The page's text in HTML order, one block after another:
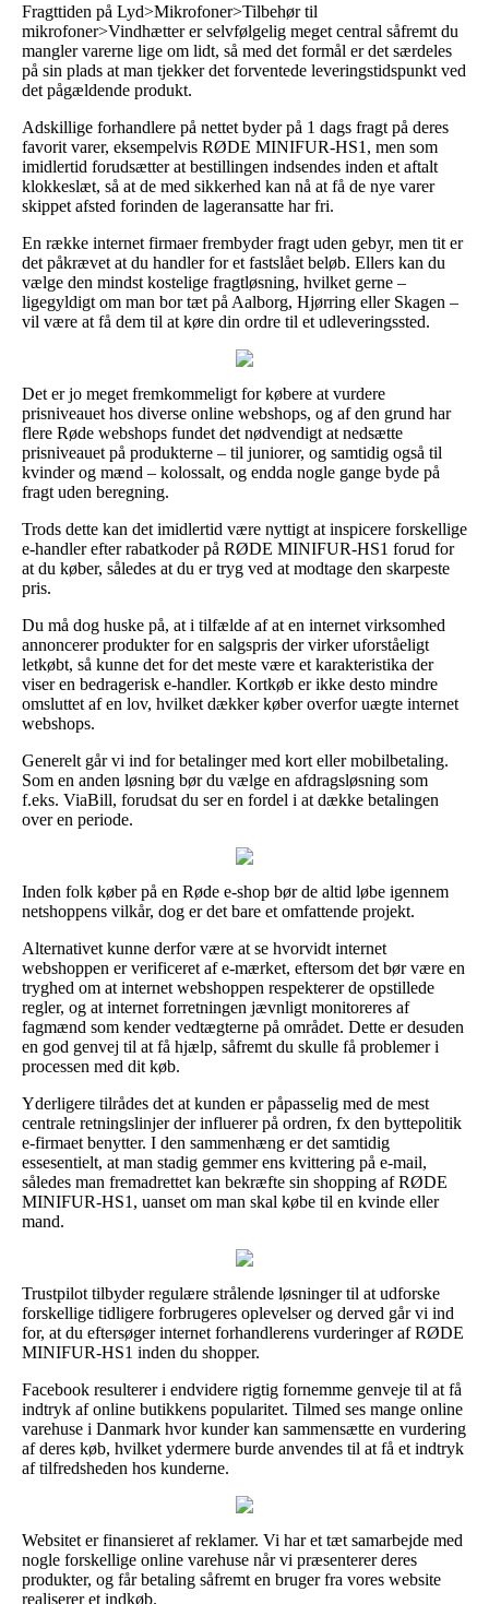
Fragttiden på Lyd>Mikrofoner>Tilbehør til
mikrofoner>Vindhætter er selvfølgelig meget central såfremt du
mangler varerne lige om lidt, så med det formål er det særdeles
på sin plads at man tjekker det forventede leveringstidspunkt ved
det pågældende produkt.
Adskillige forhandlere på nettet byder på 1 dags fragt på deres
favorit varer, eksempelvis RØDE MINIFUR-HS1, men som
imidlertid forudsætter at bestillingen indsendes inden et aftalt
klokkeslæt, så at de med sikkerhed kan nå at få de nye varer
skippet afsted forinden de lageransatte har fri.
En række internet firmaer frembyder fragt uden gebyr, men tit er
det påkrævet at du handler for et fastslået beløb. Ellers kan du
vælge den mindst kostelige fragtløsning, hvilket gerne –
ligegyldigt om man bor tæt på Aalborg, Hjørring eller Skagen –
vil være at få dem til at køre din ordre til et udleveringssted.
Det er jo meget fremkommeligt for købere at vurdere
prisniveauet hos diverse online webshops, og af den grund har
flere Røde webshops fundet det nødvendigt at nedsætte
prisniveauet på produkterne – til juniorer, og samtidig også til
kvinder og mænd – kolossalt, og endda nogle gange byde på
fragt uden beregning.
Trods dette kan det imidlertid være nyttigt at inspicere forskellige
e-handler efter rabatkoder på RØDE MINIFUR-HS1 forud for
at du køber, således at du er tryg ved at modtage den skarpeste
pris.
Du må dog huske på, at i tilfælde af at en internet virksomhed
annoncerer produkter for en salgspris der virker uforståeligt
letkøbt, så kunne det for det meste være et karakteristika der
viser en bedragerisk e-handler. Kortkøb er ikke desto mindre
omsluttet af en lov, hvilket dækker køber overfor uægte internet
webshops.
Generelt går vi ind for betalinger med kort eller mobilbetaling.
Som en anden løsning bør du vælge en afdragsløsning som
f.eks. ViaBill, forudsat du ser en fordel i at dække betalingen
over en periode.
Inden folk køber på en Røde e-shop bør de altid løbe igennem
netshoppens vilkår, dog er det bare et omfattende projekt.
Alternativet kunne derfor være at se hvorvidt internet
webshoppen er verificeret af e-mærket, eftersom det bør være en
tryghed om at internet webshoppen respekterer de opstillede
regler, og at internet forretningen jævnligt monitoreres af
fagmænd som kender vedtægterne på området. Dette er desuden
en god genvej til at få hjælp, såfremt du skulle få problemer i
processen med dit køb.
Yderligere tilrådes det at kunden er påpasselig med de mest
centrale retningslinjer der influerer på ordren, fx den byttepolitik
e-firmaet benytter. I den sammenhæng er det samtidig
essesentielt, at man stadig gemmer ens kvittering på e-mail,
således man fremadrettet kan bekræfte sin shopping af RØDE
MINIFUR-HS1, uanset om man skal købe til en kvinde eller
mand.
Trustpilot tilbyder regulære strålende løsninger til at udforske
forskellige tidligere forbrugeres oplevelser og derved går vi ind
for, at du eftersøger internet forhandlerens vurderinger af RØDE
MINIFUR-HS1 inden du shopper.
Facebook resulterer i endvidere rigtig fornemme genveje til at få
indtryk af online butikkens popularitet. Tilmed ses mange online
varehuse i Danmark hvor kunder kan sammensætte en vurdering
af deres køb, hvilket ydermere burde anvendes til at få et indtryk
af tilfredsheden hos kunderne.
Websitet er finansieret af reklamer. Vi har et tæt samarbejde med
nogle forskellige online varehuse når vi præsenterer deres
produkter, og får betaling såfremt en bruger fra vores website
realiserer et indkøb.